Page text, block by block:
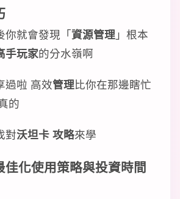
你就會發現「資源管理」根本
手玩家的分水嶺啊
過啦 高效管理比你在那邊瞎忙
的
對沃坦卡 攻略來學
佳化使用策略與投資時間